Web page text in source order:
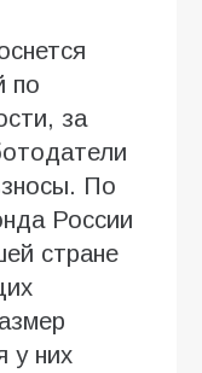
по
за
По
России
стране
у них